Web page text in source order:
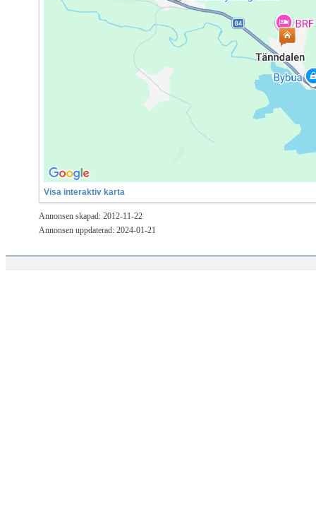
Visa interaktiv karta
Annonsen skapad: 2012-11-22
Annonsen uppdaterad: 2024-01-21